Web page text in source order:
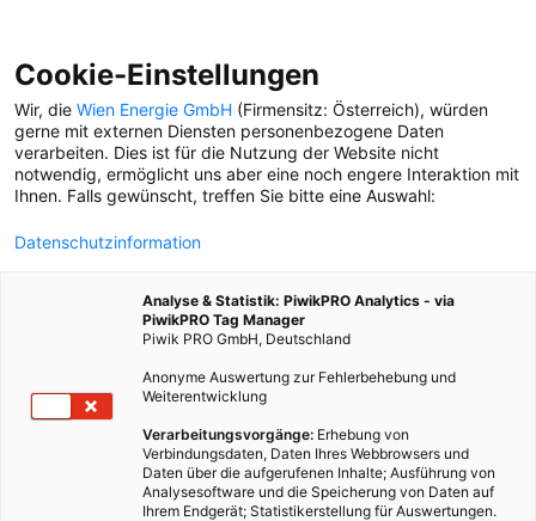
ABKÜHLEN
Sie an Hitzetagen in der
Stadt einen kühlen Kopf
bewahren – ganz
Cookie-Einstellungen
Wir, die Wien Energie GmbH (Firmensitz: Österreich), würden
gerne mit externen Diensten personenbezogene Daten
verarbeiten. Dies ist für die Nutzung der Website nicht
notwendig, ermöglicht uns aber eine noch engere Interaktion mit
Ihnen. Falls gewünscht, treffen Sie bitte eine Auswahl:
Datenschutzinformation
Analyse & Statistik: PiwikPRO Analytics - via
PiwikPRO Tag Manager
Piwik PRO GmbH, Deutschland
Anonyme Auswertung zur Fehlerbehebung und
Weiterentwicklung
Verarbeitungsvorgänge: Erhebung von
Verbindungsdaten, Daten Ihres Webbrowsers und
Daten über die aufgerufenen Inhalte; Ausführung von
Analysesoftware und die Speicherung von Daten auf
Ihrem Endgerät; Statistikerstellung für Auswertungen.